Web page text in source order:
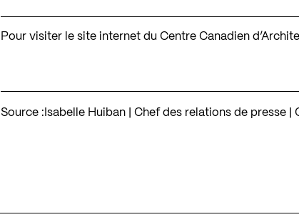
Pour visiter le site internet du Centre Canadien
Source : Isabelle Huiban | Chef des relations de presse |